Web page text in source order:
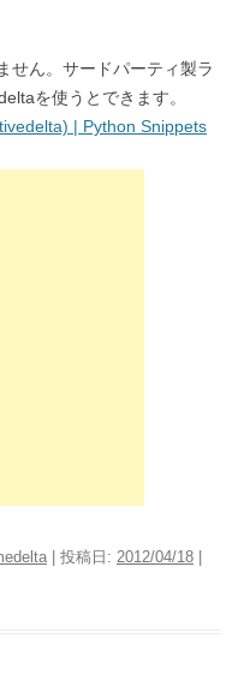
せん。サードパーティ製ラ
を使うとできます。
| Python Snippets
| 投稿日: 2012/04/18